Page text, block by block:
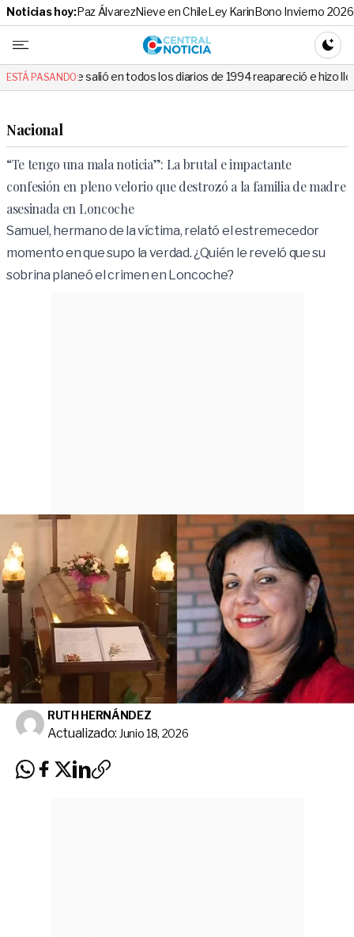
Noticias hoy:Paz ÁlvarezNieve en ChileLey KarinBono Invierno 2026
Central
ESTÁ PASANDO:
en todos los diarios de 1994 reapareció e hizo llorar a todos en
Nacional
“Te tengo una mala noticia”: La brutal e impactante
confesión en pleno velorio que destrozó a la familia de madre
asesinada en Loncoche
Samuel, hermano de la víctima, relató el estremecedor
momento en que supo la verdad. ¿Quién le reveló que su
sobrina planeó el crimen en Loncoche?
RUTH HERNÁNDEZ
Actualizado: Junio 18, 2026